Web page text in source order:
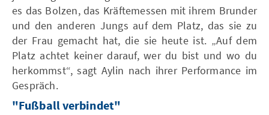
es das Bolzen, das Kräftemessen mit ihrem Brunder
und den anderen Jungs auf dem Platz, das sie zu
der Frau gemacht hat, die sie heute ist. „Auf dem
Platz achtet keiner darauf, wer du bist und wo du
herkommst“, sagt Aylin nach ihrer Performance im
Gespräch.
"Fußball verbindet"